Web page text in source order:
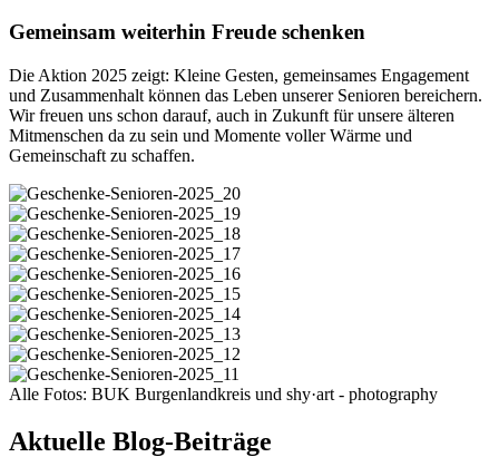
Gemeinsam weiterhin Freude schenken
Die Aktion 2025 zeigt: Kleine Gesten, gemeinsames Engagement
und Zusammenhalt können das Leben unserer Senioren bereichern.
Wir freuen uns schon darauf, auch in Zukunft für unsere älteren
Mitmenschen da zu sein und Momente voller Wärme und
Gemeinschaft zu schaffen.
Alle Fotos: BUK Burgenlandkreis und shy·art - photography
Aktuelle Blog-Beiträge